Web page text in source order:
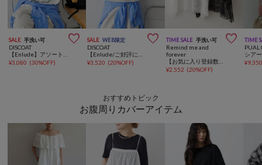
SALE 手洗い可 
DISCOAT
【Enlude】アソートローカルペーパーTシャツ《ユニセックス》
¥3,080 (30%OFF)
SALE WEB限定 
DISCOAT
【Enlude/ご好評につき新色追加！】アソート縦長ナンバーロゴTシャツ《ユニセックス》
¥3,520 (20%OFF)
TIME SALE 手洗い可 
Remind me and
forever
【お気に入り登録数1万突破！】【プチプラ/即着映え！】裾レースノースリプルオーバー
¥2,552 (20%OFF)
TIME
PUAL
¥
おすすめトピック
お腹周りカバーアイテム